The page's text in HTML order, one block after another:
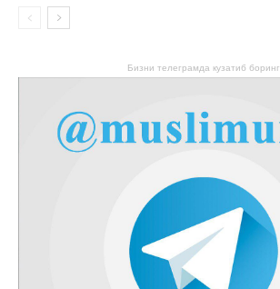
Бизни телеграмда кузатиб боринг